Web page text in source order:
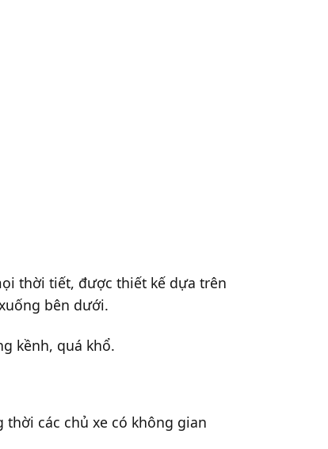
thời tiết, được thiết kế dựa trên
bên dưới.
kềnh, quá khổ.
thời các chủ xe có không gian